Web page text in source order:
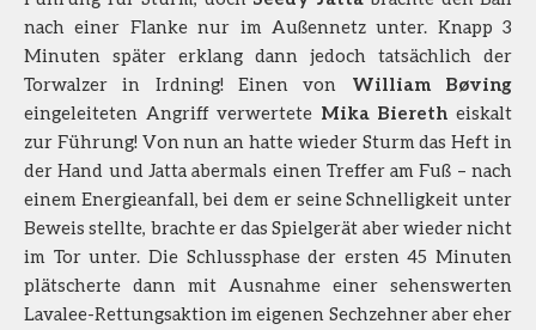
nach einer Flanke nur im Außennetz unter. Knapp 3
Minuten später erklang dann jedoch tatsächlich der
Torwalzer in Irdning! Einen von William Bøving
eingeleiteten Angriff verwertete Mika Biereth eiskalt
zur Führung! Von nun an hatte wieder Sturm das Heft in
der Hand und Jatta abermals einen Treffer am Fuß – nach
einem Energieanfall, bei dem er seine Schnelligkeit unter
Beweis stellte, brachte er das Spielgerät aber wieder nicht
im Tor unter. Die Schlussphase der ersten 45 Minuten
plätscherte dann mit Ausnahme einer sehenswerten
Lavalee-Rettungsaktion im eigenen Sechzehner aber eher